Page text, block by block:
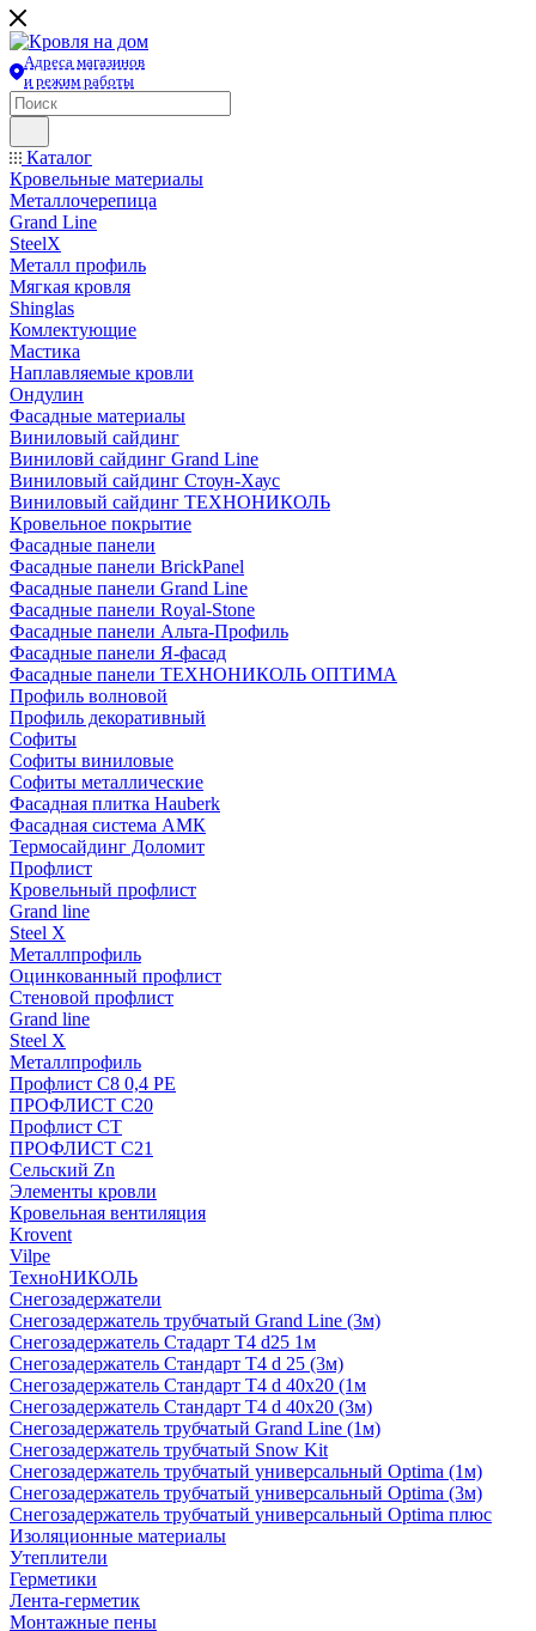
Адреса магазинов
и режим работы
Каталог
Кровельные материалы
Металлочерепица
Grand Line
SteelX
Металл профиль
Мягкая кровля
Shinglas
Комлектующие
Мастика
Наплавляемые кровли
Ондулин
Фасадные материалы
Виниловый сайдинг
Виниловй сайдинг Grand Line
Виниловый сайдинг Стоун-Хаус
Виниловый сайдинг ТЕХНОНИКОЛЬ
Кровельное покрытие
Фасадные панели
Фасадные панели BrickPanel
Фасадные панели Grand Line
Фасадные панели Royal-Stone
Фасадные панели Альта-Профиль
Фасадные панели Я-фасад
Фасадные панели ТЕХНОНИКОЛЬ ОПТИМА
Профиль волновой
Профиль декоративный
Софиты
Софиты виниловые
Софиты металлические
Фасадная плитка Hauberk
Фасадная система АМК
Термосайдинг Доломит
Профлист
Кровельный профлист
Grand line
Steel X
Металлпрофиль
Оцинкованный профлист
Стеновой профлист
Grand line
Steel X
Металлпрофиль
Профлист С8 0,4 РЕ
ПРОФЛИСТ С20
Профлист СТ
ПРОФЛИСТ С21
Сельский Zn
Элементы кровли
Кровельная вентиляция
Krovent
Vilpe
ТехноНИКОЛЬ
Снегозадержатели
Снегозадержатель трубчатый Grand Line (3м)
Снегозадержатель Стадарт Т4 d25 1м
Снегозадержатель Стандарт Т4 d 25 (3м)
Снегозадержатель Стандарт Т4 d 40х20 (1м
Снегозадержатель Стандарт Т4 d 40х20 (3м)
Снегозадержатель трубчатый Grand Line (1м)
Снегозадержатель трубчатый Snow Kit
Снегозадержатель трубчатый универсальный Optima (1м)
Снегозадержатель трубчатый универсальный Optima (3м)
Снегозадержатель трубчатый универсальный Optima плюс
Изоляционные материалы
Утеплители
Герметики
Лента-герметик
Монтажные пены